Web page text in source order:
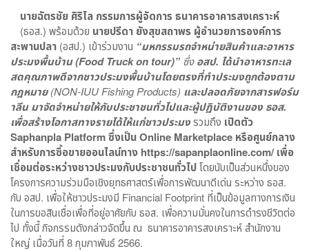
นายฉัตรชัย ศิริไล กรรมการผู้จัดการ ธนาคารอาคารสงเคราะห์
(ธอส.) พร้อมด้วย นายปรีดา ยังสุขสถาพร ผู้อำนวยการองค์การ
สะพานปลา (อสป.) เข้าร่วมงาน “มหกรรมรถจำหน่ายสินค้าและอาหาร
ประมงพื้นบ้าน (Food Truck on tour)” ซึ่งอสป. ได้นำอาหารทะเล
สดคุณภาพดีจากชาวประมงพื้นบ้านโดยตรงที่ทำประมงถูกต้องตาม
กฎหมาย(NON-IUU Fishing Products) และปลอดภัยจากสารฟอร์ม
าลีน มาจัดจำหน่ายให้กับประชาชนทั่วไปและผู้ปฏิบัติงานของ ธอส.
เพื่อสร้างโอกาสทางรายได้ให้แก่ชาวประมงรวมถึง เปิดตัว
Saphanpla Platform ซึ่งเป็น Online Marketplace หรือศูนย์กลาง
สำหรับการซื้อขายออนไลน์ทาง https://sapanplaonline.com/ เพื่อ
เชื่อมต่อระหว่างชาวประมงกับประชาชนทั่วไปโดยนับเป็นส่วนหนึ่งของ
โครงการความร่วมมือเชิงยุทธศาสตร์เพื่อการพัฒนาดีเด่น ระหว่าง ธอส.
กับ อสป. เพื่อให้ชาวประมงมี Financial Footprint ที่เป็นข้อมูลทางการเงิน
ในการขอสินเชื่อเพื่อที่อยู่อาศัยกับ ธอส. เพื่อความมั่นคงในการดำรงชีวิตต่อ
ไป ทั้งนี้ กิจกรรมดังกล่าวจัดขึ้น ณ ธนาคารอาคารสงเคราะห์ สำนักงาน
ใหญ่ เมื่อวันที่ 8 กุมภาพันธ์ 2566.